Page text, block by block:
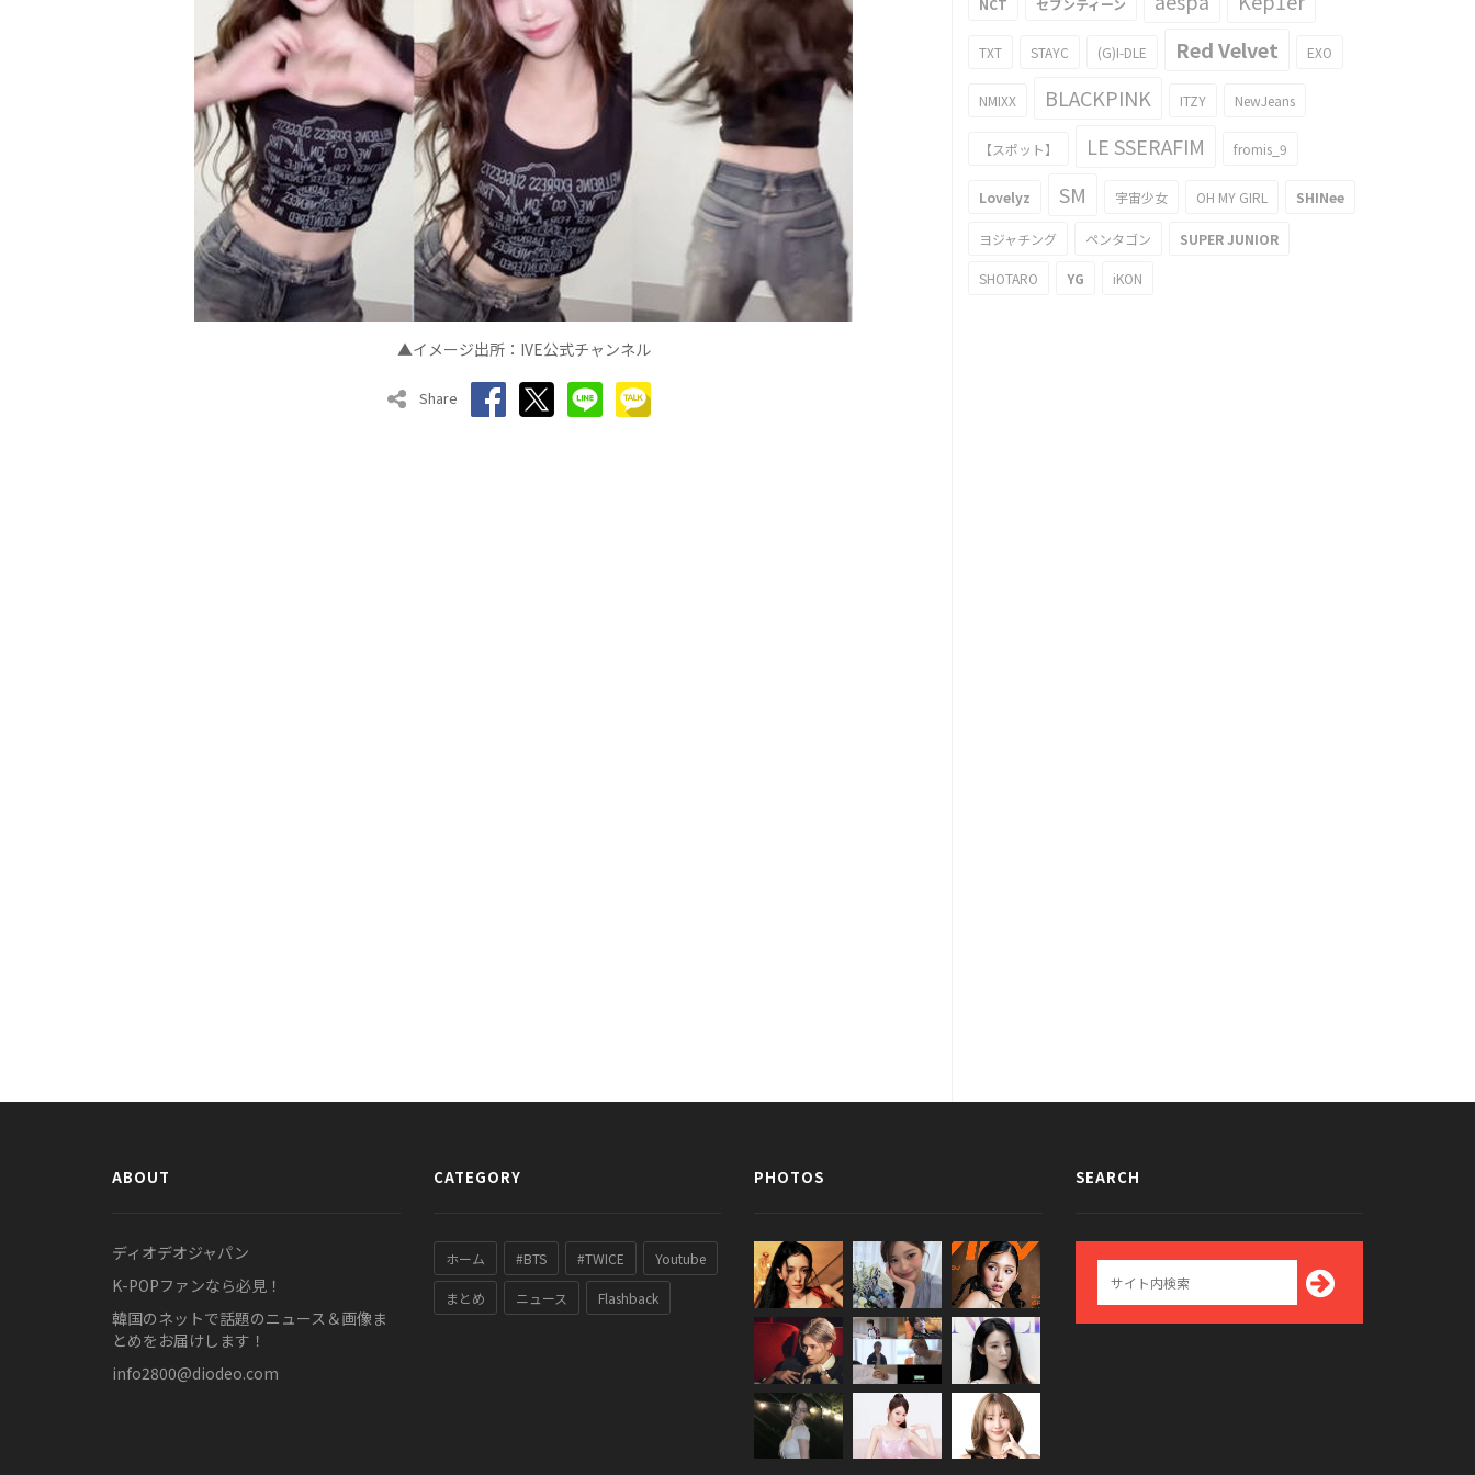
▲イメージ出所： IVE公式チャンネル
Share
NCT セブンティーン
TXT STAYC (G)I-DLE Red Velvet EXO
NMIXX BLACKPINK ITZY NewJeans
【スポット】 LE SSERAFIM fromis_9
Lovelyz SM 宇宙少女 OH MY GIRL SHINee
ヨジャチング ペンタゴン SUPER JUNIOR
SHOTARO YG iKON
ABOUT
ディオデオジャパン
K-POPファンなら必見！
韓国のネットで話題のニュース＆画像ま
とめをお届けします！
info2800@diodeo.com
CATEGORY
ホーム #BTS #TWICE Youtube
まとめ ニュース Flashback
PHOTOS SEARCH